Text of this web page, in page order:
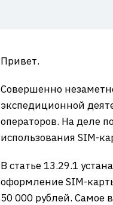
Привет.
Совершенно
экспедиционной
операторов. На деле
использования SIM-
В статье 13.29.1
оформление SIM-
50 000 рублей. Самое